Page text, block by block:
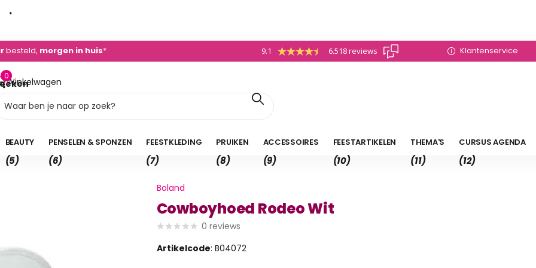
- 450 882
+31 (0)495 - 450 882 9.1 6.518 reviews Klantenservice
Winkelwagen
0
0,00
BEAUTY
(5)
PENSELEN & SPONZEN
(6)
FEESTKLEDING
(7)
PRUIKEN
(8)
ACCESSOIRES
(9)
FEESTARTIKELEN
(10)
THEMA'S
(11)
CURSUS AGENDA
(12)
Boland
Cowboyhoed Rodeo Wit
0 reviews
Artikelcode: B04072